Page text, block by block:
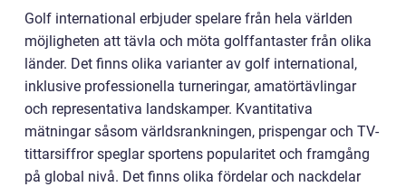
Golf international erbjuder spelare från hela världen
möjligheten att tävla och möta golffantaster från olika
länder. Det finns olika varianter av golf international,
inklusive professionella turneringar, amatörtävlingar
och representativa landskamper. Kvantitativa
mätningar såsom världsrankningen, prispengar och TV-
tittarsiffror speglar sportens popularitet och framgång
på global nivå. Det finns olika fördelar och nackdelar